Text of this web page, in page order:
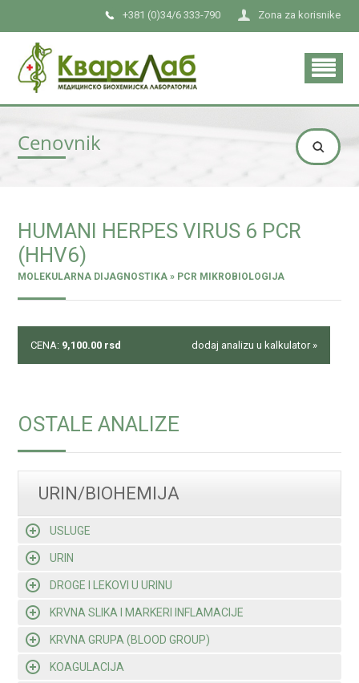
Zona za korisnike
+381 (0)34/6 333-790
Cenovnik
HUMANI HERPES VIRUS 6 PCR
(HHV6)
MOLEKULARNA DIJAGNOSTIKA » PCR MIKROBIOLOGIJA
CENA: 9,100.00 rsd dodaj analizu u kalkulator »
OSTALE ANALIZE
URIN/BIOHEMIJA
USLUGE
URIN
DROGE I LEKOVI U URINU
KRVNA SLIKA I MARKERI INFLAMACIJE
KRVNA GRUPA (BLOOD GROUP)
KOAGULACIJA